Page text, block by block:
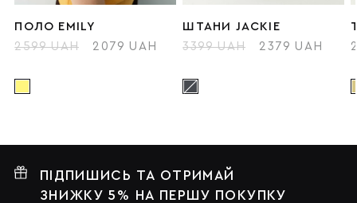
ПОЛО EMILY
2599 UAH
2079 UAH
ШТАНИ JACKIE
3399 UAH
2379 UAH
ПІДПИШИСЬ ТА ОТРИМАЙ
ЗНИЖКУ 5% НА ПЕРШУ ПОКУПКУ